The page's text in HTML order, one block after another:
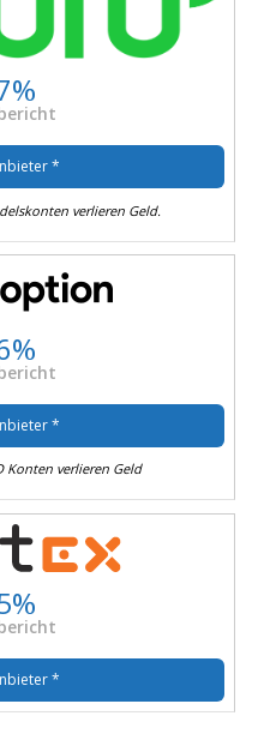
*
verlieren Geld.
*
Konten verlieren Geld
*